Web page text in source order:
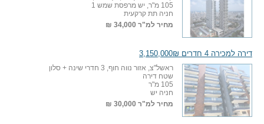
105 מ"ר, יש מרפסת שמש 1
חניה תת קרקעית
מחיר למ"ר 34,000 ₪
דירה למכירה 4 חדרים 3,150,000₪
ראשל"צ, אזור נווה חוף, 3 חדרי שינה + סלון
שטח דירה
105 מ"ר
חניה יש
מחיר למ"ר 30,000 ₪